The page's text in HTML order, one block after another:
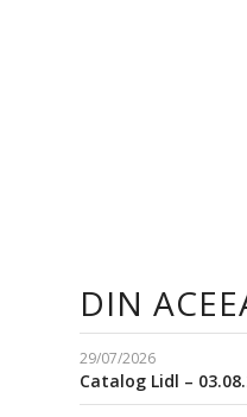
DIN
29/07/2026
Catalog Lidl –